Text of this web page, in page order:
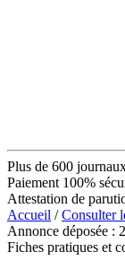
Plus de 600
Paiement 100%
Attestation de
Accueil /Consulter
Annonce déposée :
Fiches pratiques et